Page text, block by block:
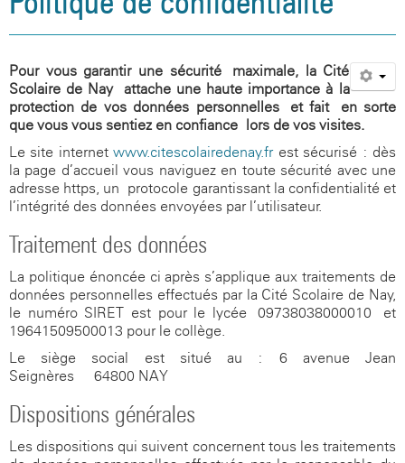
Agenda
Aides financières
L'occitan
Sections sportives handball et rugby
Site internet du CDI
Association sportive
Le foyer
Santé, social et citoyenneté
Assistante sociale
Citoyenneté
CESC
Blog médiation par les pairs
Sécurité
Orientation
Examens / Résultats
Documents utiles
Visite virtuelle du collège
Galerie photos
Restauration et hébergement
Inscriptions au lycée
L'internat
La seconde
Prépa Sciences Po
Option EPS
Option Langues et Cultures de l'Antiquité
Option Sciences et Laboratoire
Option Management Gestion
Présentation
Site internet du CDI
Vie associative
La Maison Des Lycéens
Santé, social et citoyenneté
Espace santé
Assistante sociale
Citoyenneté
CESC
Blog citoyen
Sécurité
Orientation et examens
Orientation & APB
Examens / Résultats
Documents utiles
Anciens élèves
Informations
Photos de classes
Galerie photos
Informations légales
Pour vous garantir une sécurité maximale, la Cité
Scolaire de Nay attache une haute importance à la
protection de vos données personnelles et fait en sorte
que vous vous sentiez en confiance lors de vos visites.
Le site internetwww.citescolairedenay.frest sécurisé : dès
la page d’accueil vous naviguez en toute sécurité avec une
adresse https, un protocole garantissant la confidentialité et
l’intégrité des données envoyées par l’utilisateur.
Traitement des données
La politique énoncée ci-après s’applique aux traitements de
données personnelles effectués par la Cité Scolaire de Nay,
le numéro SIRET est pour le lycée09738038000010 et
19641509500013 pour le collège.
Le siège social est situé au : 6 avenue Jean
Seignères
64800 NAY
Dispositions générales
Les dispositions qui suivent concernent tous les traitements